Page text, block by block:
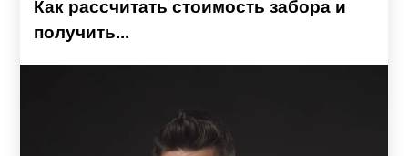
Как рассчитать стоимость забора и
получить...